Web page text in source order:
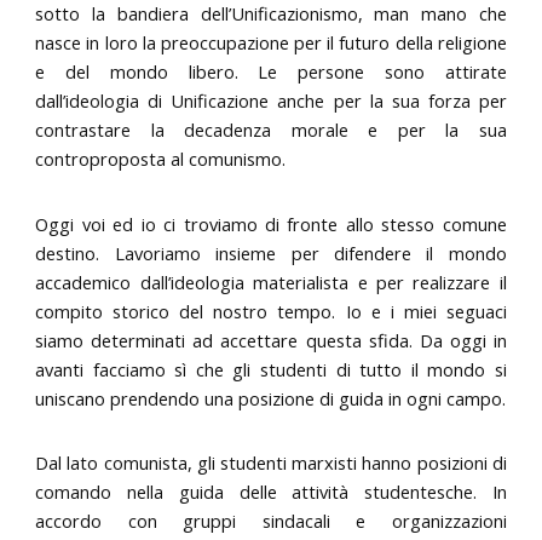
sotto la bandiera dell’Unificazionismo, man mano che
nasce in loro la preoccupazione per il futuro della religione
e del mondo libero. Le persone sono attirate
dall’ideologia di Unificazione anche per la sua forza per
contrastare la decadenza morale e per la sua
controproposta al comunismo.
Oggi voi ed io ci troviamo di fronte allo stesso comune
destino. Lavoriamo insieme per difendere il mondo
accademico dall’ideologia materialista e per realizzare il
compito storico del nostro tempo. Io e i miei seguaci
siamo determinati ad accettare questa sfida. Da oggi in
avanti facciamo sì che gli studenti di tutto il mondo si
uniscano prendendo una posizione di guida in ogni campo.
Dal lato comunista, gli studenti marxisti hanno posizioni di
comando nella guida delle attività studentesche. In
accordo con gruppi sindacali e organizzazioni